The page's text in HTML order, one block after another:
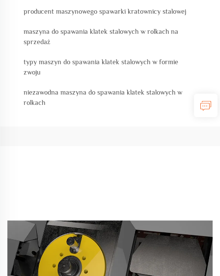
producent maszynowego spawarki kratownicy stalowej
maszyna do spawania klatek stalowych w rolkach na
sprzedaż
typy maszyn do spawania klatek stalowych w formie
zwoju
niezawodna maszyna do spawania klatek stalowych w
rolkach